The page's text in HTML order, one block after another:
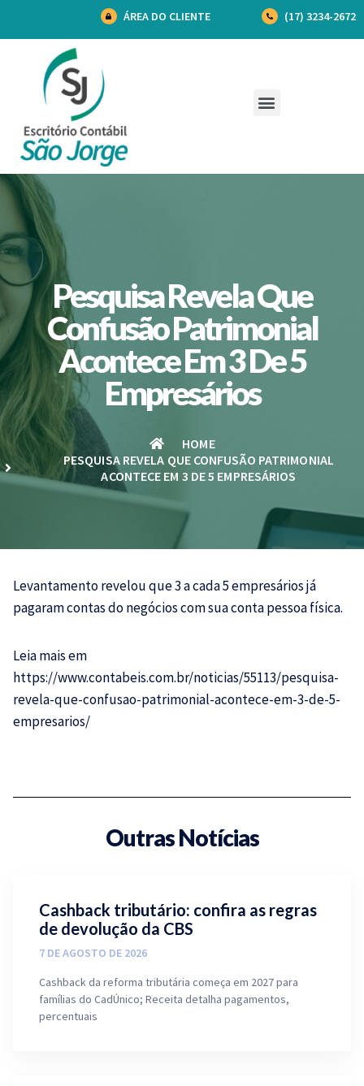
ÁREA DO CLIENTE (17) 3234-2672
Pesquisa Revela Que
Confusão Patrimonial
Acontece Em 3 De 5
Empresários
HOME
PESQUISA REVELA QUE CONFUSÃO PATRIMONIAL
ACONTECE EM 3 DE 5 EMPRESÁRIOS
Levantamento revelou que 3 a cada 5 empresários já
pagaram contas do negócios com sua conta pessoa física.
Leia mais em
https://www.contabeis.com.br/noticias/55113/pesquisa-
revela-que-confusao-patrimonial-acontece-em-3-de-5-
empresarios/
Outras Notícias
Cashback tributário: confira as regras
de devolução da CBS
7 DE AGOSTO DE 2026
Cashback da reforma tributária começa em 2027 para
famílias do CadÚnico; Receita detalha pagamentos,
percentuais